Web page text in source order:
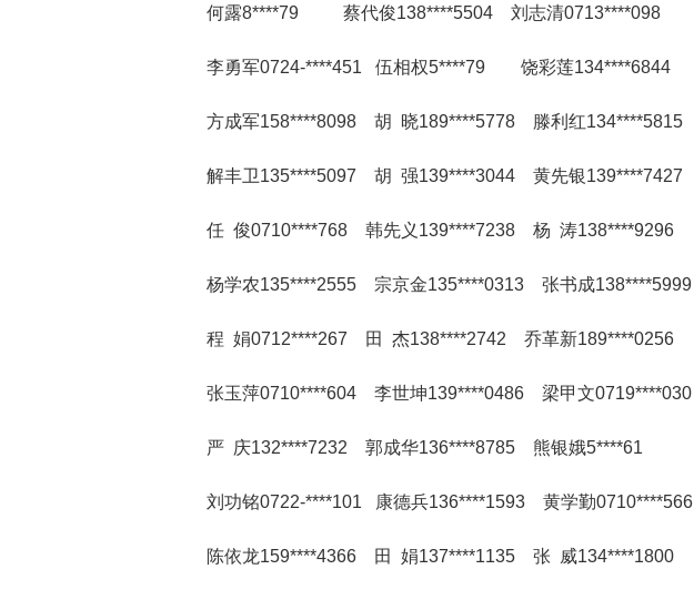
何露8****79 蔡代俊138****5504 刘志清0713****098
李勇军0724-****451 伍相权5****79 饶彩莲134****6844
方成军158****8098 胡 晓189****5778 滕利红134****5815
解丰卫135****5097 胡 强139****3044 黄先银139****7427
任 俊0710****768 韩先义139****7238 杨 涛138****9296
杨学农135****2555 宗京金135****0313 张书成138****5999
程 娟0712****267 田 杰138****2742 乔革新189****0256
张玉萍0710****604 李世坤139****0486 梁甲文0719****030
严 庆132****7232 郭成华136****8785 熊银娥5****61
刘功铭0722-****101 康德兵136****1593 黄学勤0710****566
陈依龙159****4366 田 娟137****1135 张 威134****1800